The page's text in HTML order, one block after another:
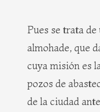
Pues se trata
almohade, que
cuya misión es
pozos de
de la ciudad